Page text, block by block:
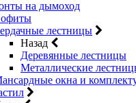
на дымоход
лестницы
Назад
Деревянные лестницы
Металлические
окна и